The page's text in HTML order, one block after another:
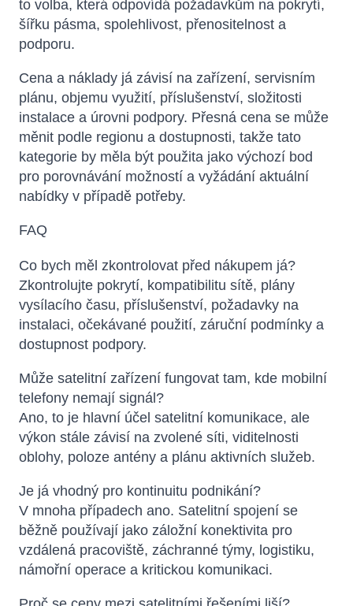
to volba, která odpovídá požadavkům na pokrytí,
šířku pásma, spolehlivost, přenositelnost a
podporu.
Cena a náklady já závisí na zařízení, servisním
plánu, objemu využití, příslušenství, složitosti
instalace a úrovni podpory. Přesná cena se může
měnit podle regionu a dostupnosti, takže tato
kategorie by měla být použita jako výchozí bod
pro porovnávání možností a vyžádání aktuální
nabídky v případě potřeby.
FAQ
Co bych měl zkontrolovat před nákupem já?
Zkontrolujte pokrytí, kompatibilitu sítě, plány
vysílacího času, příslušenství, požadavky na
instalaci, očekávané použití, záruční podmínky a
dostupnost podpory.
Může satelitní zařízení fungovat tam, kde mobilní
telefony nemají signál?
Ano, to je hlavní účel satelitní komunikace, ale
výkon stále závisí na zvolené síti, viditelnosti
oblohy, poloze antény a plánu aktivních služeb.
Je já vhodný pro kontinuitu podnikání?
V mnoha případech ano. Satelitní spojení se
běžně používají jako záložní konektivita pro
vzdálená pracoviště, záchranné týmy, logistiku,
námořní operace a kritickou komunikaci.